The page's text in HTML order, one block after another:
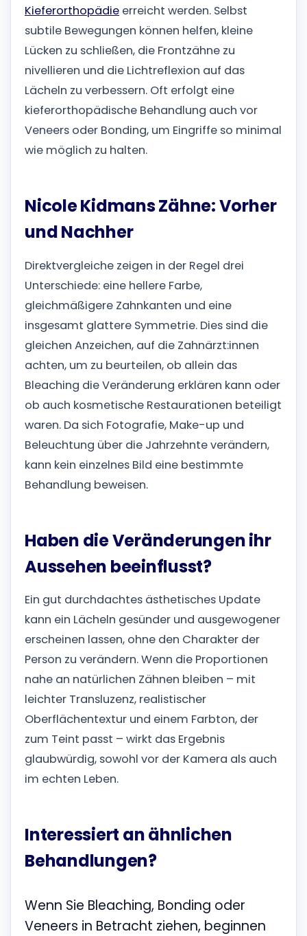
Kieferorthopädie erreicht werden. Selbst
subtile Bewegungen können helfen, kleine
Lücken zu schließen, die Frontzähne zu
nivellieren und die Lichtreflexion auf das
Lächeln zu verbessern. Oft erfolgt eine
kieferorthopädische Behandlung auch vor
Veneers oder Bonding, um Eingriffe so minimal
wie möglich zu halten.
Nicole Kidmans Zähne: Vorher
und Nachher
Direktvergleiche zeigen in der Regel drei
Unterschiede: eine hellere Farbe,
gleichmäßigere Zahnkanten und eine
insgesamt glattere Symmetrie. Dies sind die
gleichen Anzeichen, auf die Zahnärzt:innen
achten, um zu beurteilen, ob allein das
Bleaching die Veränderung erklären kann oder
ob auch kosmetische Restaurationen beteiligt
waren. Da sich Fotografie, Make-up und
Beleuchtung über die Jahrzehnte verändern,
kann kein einzelnes Bild eine bestimmte
Behandlung beweisen.
Haben die Veränderungen ihr
Aussehen beeinflusst?
Ein gut durchdachtes ästhetisches Update
kann ein Lächeln gesünder und ausgewogener
erscheinen lassen, ohne den Charakter der
Person zu verändern. Wenn die Proportionen
nahe an natürlichen Zähnen bleiben – mit
leichter Transluzenz, realistischer
Oberflächentextur und einem Farbton, der
zum Teint passt – wirkt das Ergebnis
glaubwürdig, sowohl vor der Kamera als auch
im echten Leben.
Interessiert an ähnlichen
Behandlungen?
Wenn Sie Bleaching, Bonding oder
Veneers in Betracht ziehen, beginnen